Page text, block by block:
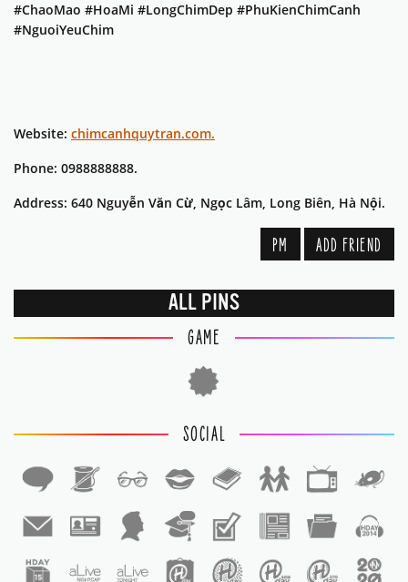
#ChaoMao #HoaMi #LongChimDep #PhuKienChimCanh
#NguoiYeuChim
Website: chimcanhquytran.com.
Phone: 0988888888.
Address: 640 Nguyễn Văn Cừ, Ngọc Lâm, Long Biên, Hà Nội.
PM ADD FRIEND
ALL PINS
GAME
SOCIAL